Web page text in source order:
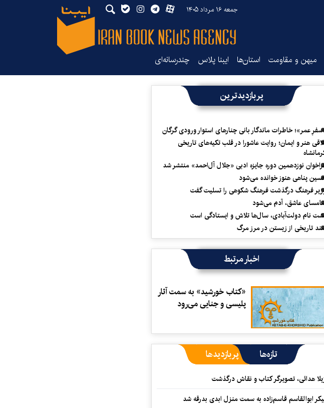
جمعه ۱۶ مرداد ۱۴۰۵
میهن و مقاومت استان‌ها ایبنا پلاس چندرسانه‌ای
پربازدیدترین
عمر»؛ خاطرات ماندگار بانی چنارهای استوار ورودی گرگان
هنر و ایمان؛ روایت عاشورا در قلب تکیه‌های تاریخی
نوزدهمین دوره جایزه ادبی «جلال آل‌احمد» منتشر شد
پناهی هنوز خوانده می‌شود
فرهنگ درگذشت فرهنگ شکوهی را تسلیت گفت
عاشق، آدم می‌شود
نام دولت‌آبادی، سال‌ها تلاش و ایستادگی است
تاریخی از زیستن در مرز مرگ
اخبار مرتبط
«کتاب خورشید» به سمت آثار
پلیسی و جنایی می‌رود
تازه‌ها پربازدیدها
هدائی، تصویرگر کتاب و نقاش درگذشت
ابوالقاسم قاسم‌زاده به سمت منزل ابدی بدرقه شد